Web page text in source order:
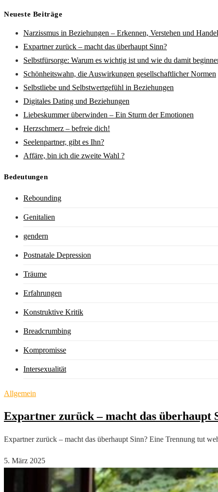
Neueste Beiträge
Narzissmus in Beziehungen – Erkennen, Verstehen und
Expartner zurück – macht das überhaupt Sinn?
Selbstfürsorge: Warum es wichtig ist und wie du damit
Schönheitswahn, die Auswirkungen gesellschaftlicher Normen
Selbstliebe und Selbstwertgefühl in Beziehungen
Digitales Dating und Beziehungen
Liebeskummer überwinden – Ein Sturm der Emotionen
Herzschmerz – befreie dich!
Seelenpartner, gibt es Ihn?
Affäre, bin ich die zweite Wahl ?
Bedeutungen
Rebounding
Genitalien
gendern
Postnatale Depression
Träume
Erfahrungen
Konstruktive Kritik
Breadcrumbing
Kompromisse
Intersexualität
Allgemein
Expartner zurück – macht das überhaupt
Expartner zurück – macht das überhaupt Sinn? Eine Trennung tut
5. März 2025